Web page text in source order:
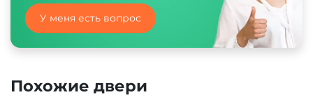
У меня есть вопрос
Похожие двери